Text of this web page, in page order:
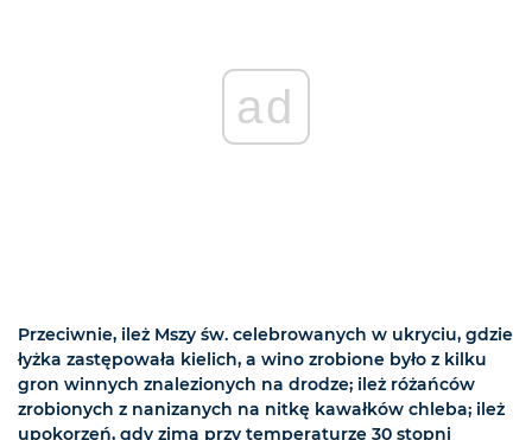
ad
Przeciwnie, ileż Mszy św. celebrowanych w ukryciu, gdzie
łyżka zastępowała kielich, a wino zrobione było z kilku
gron winnych znalezionych na drodze; ileż różańców
zrobionych z nanizanych na nitkę kawałków chleba; ileż
upokorzeń, gdy zimą przy temperaturze 30 stopni